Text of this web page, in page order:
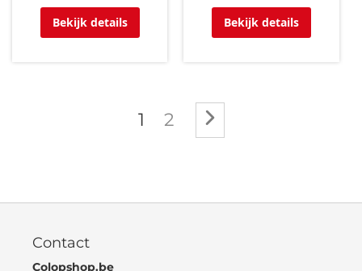
Bekijk details Bekijk details
Pagina
U lees momenteel
1 Pagina
2
Contact
Colopshop.be